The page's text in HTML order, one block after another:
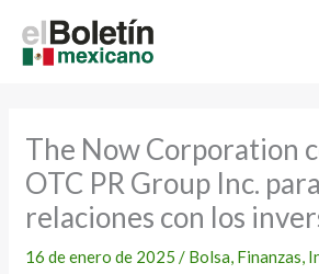
contenido
The Now Corporation
OTC PR Group Inc.
relaciones con los
16 de enero de 2025/ Bolsa, Finanzas,